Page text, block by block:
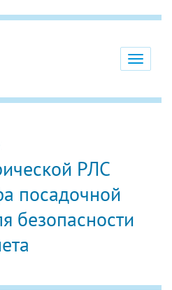
Toggle
РЛС
посадочной
безопасности